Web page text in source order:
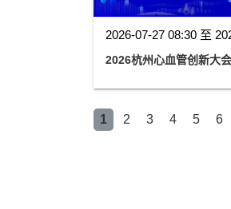
2026-07-27 08:30 至
2026杭州心血管创新大
1 2 3 4 5 6